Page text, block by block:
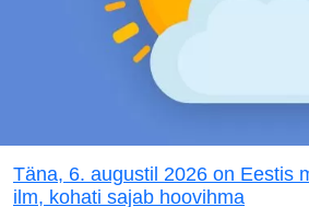
Täna, 6. augustil 2026 on Eestis
ilm, kohati sajab hoovihma